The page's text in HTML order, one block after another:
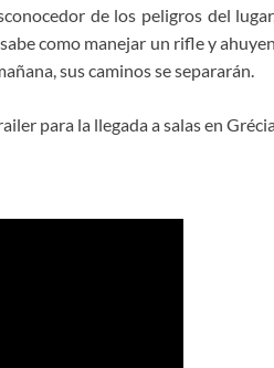
de los peligros del
como manejar un rifle y
sus caminos se separarán.
para la llegada a salas en